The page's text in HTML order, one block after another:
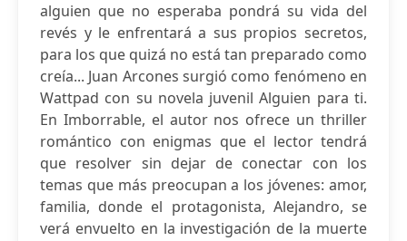
alguien que no esperaba pondrá su vida del
revés y le enfrentará a sus propios secretos,
para los que quizá no está tan preparado como
creía... Juan Arcones surgió como fenómeno en
Wattpad con su novela juvenil Alguien para ti.
En Imborrable, el autor nos ofrece un thriller
romántico con enigmas que el lector tendrá
que resolver sin dejar de conectar con los
temas que más preocupan a los jóvenes: amor,
familia, donde el protagonista, Alejandro, se
verá envuelto en la investigación de la muerte